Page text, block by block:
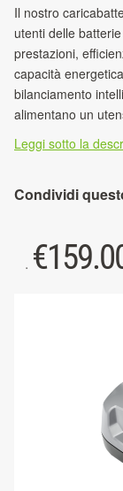
Il nostro
utenti delle
prestazioni,
capacità
bilanciamento
alimentano un
Leggi sotto la
Condividi
. €